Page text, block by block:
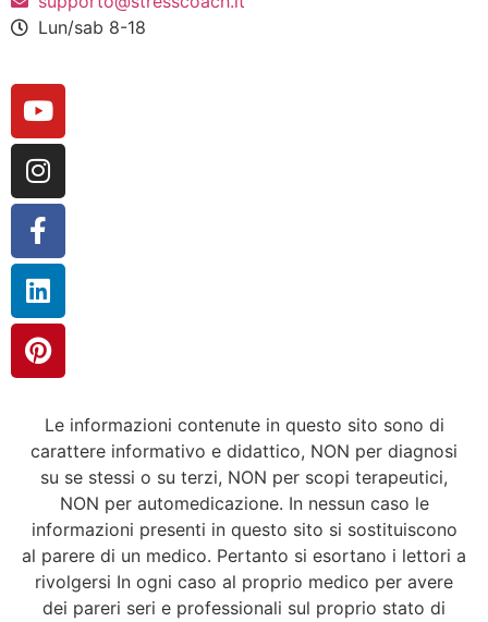
Lun/sab 8-18
Le informazioni contenute in questo sito sono di
carattere informativo e didattico, NON per diagnosi
su se stessi o su terzi, NON per scopi terapeutici,
NON per automedicazione. In nessun caso le
informazioni presenti in questo sito si sostituiscono
al parere di un medico. Pertanto si esortano i lettori a
rivolgersi In ogni caso al proprio medico per avere
dei pareri seri e professionali sul proprio stato di